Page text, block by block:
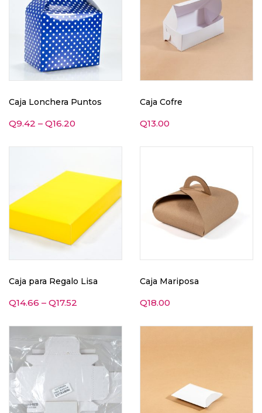
Caja Lonchera Puntos
Q9.42 – Q16.20
Caja Cofre
Q13.00
Caja para Regalo Lisa
Q14.66 – Q17.52
Caja Mariposa
Q18.00